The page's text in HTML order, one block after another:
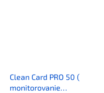
Clean Card PRO 50 (
monitorovanie